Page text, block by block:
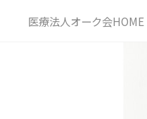
医療法人オーク会HOME